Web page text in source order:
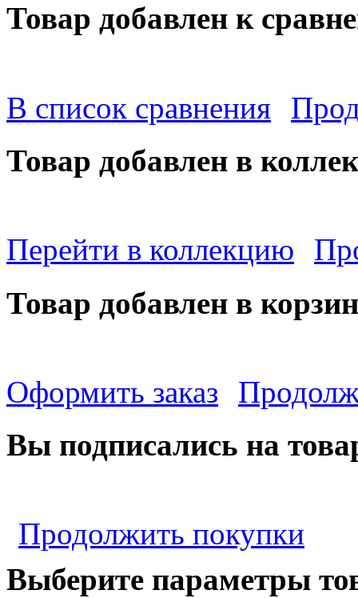
Товар добавлен к
В список сравнения
Товар добавлен в
Перейти в коллекцию
Товар добавлен в
Оформить заказ
Вы подписались на
Продолжить покупки
Выберите параметры